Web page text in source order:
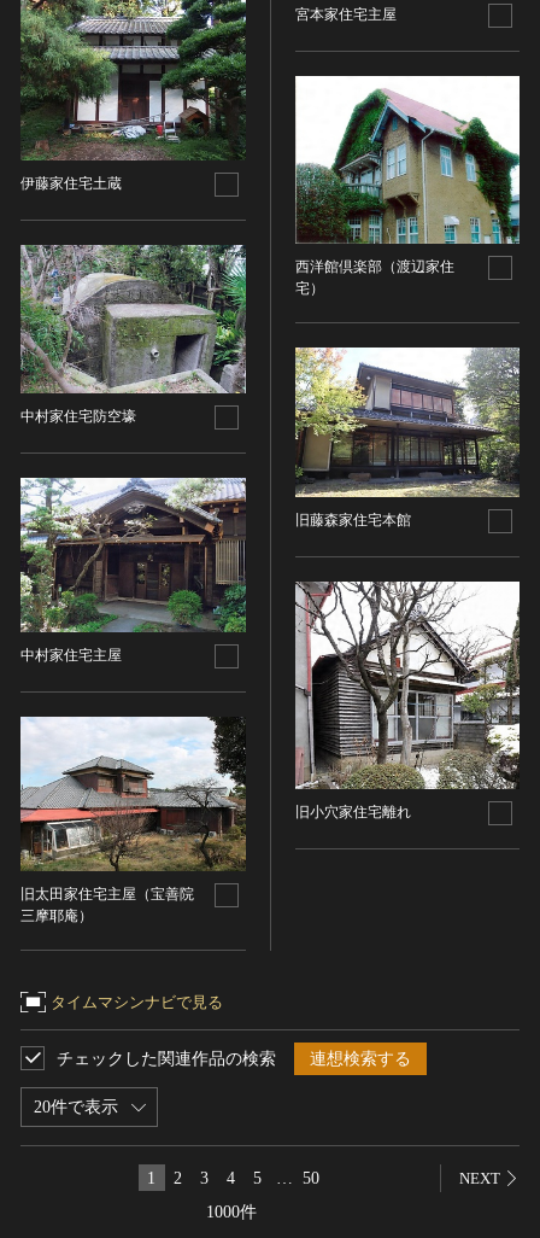
伊藤家住宅土蔵
中村家住宅防空壕
中村家住宅主屋
旧太田家住宅主屋（宝善院
三摩耶庵）
宮本家住宅主屋
西洋館倶楽部（渡辺家住
宅）
旧藤森家住宅本館
旧小穴家住宅離れ
タイムマシンナビで見る
20件で表示
チェックした関連作品の検索 連想検索する
1000件
1 2 3 4 5 50 NEXT
五代十国 [中国]
宋 [中国]
元 [中国]
明 [中国]
清 [中国]
近現代 [中国]
木簡・木製品類
骨角・牙・貝製品類
その他
歴史資料／書跡・典籍／古文書
伝統芸能
能楽
文楽
歌舞伎
金工
漆芸
染織
陶芸
その他
民俗
有形民俗文化財
無形民俗文化財
史跡
城跡
名勝
庭園
渓谷・渓流
文化財保存技術
地方指定文化財
COPYRIGHT NOT EVALUATED（著作権未評価）
COPYRIGHT UNDETERMINED（著作権未決定）
NO KNOWN COPYRIGHT（知る限り著作権なし）
COPYRIGHT UNDETERMINED - JP ORPHAN
WORK（著作権未決定-裁定制度利用著作物）